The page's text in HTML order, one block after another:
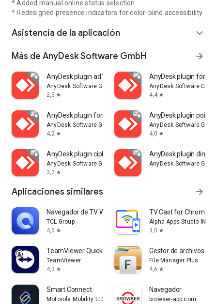
* Added manual online status selection.
* Redesigned presence indicators for color-blind accessibility.
Asistencia de la aplicación expand_more
Más de AnyDesk Software GmbH arrow_forward
AnyDesk plugin ad1
AnyDesk Software GmbH
2,5 star
AnyDesk plugin
AnyDesk Software
4,4 star
AnyDesk plugin formuler1
AnyDesk Software GmbH
4,2 star
AnyDesk plugin
AnyDesk Software
4,0 star
AnyDesk plugin cipherlab
AnyDesk Software GmbH
3,2 star
AnyDesk plugin
AnyDesk Software
Aplicaciones similares arrow_forward
Navegador de TV Web BrowseHere
TCL Group
4,5 star
TV Cast for
Alpha Apps Studio INC -
3,0 star
TeamViewer QuickSupport
TeamViewer
4,3 star
Gestor de archivos
File Manager Plus
4,6 star
Smart Connect
Motorola Mobility LLC.
Navegador
browser-app.com